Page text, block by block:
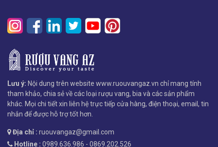
Lưu ý: Nội dung trên website www.ruouvangaz.vn chỉ mang tính
tham khảo, chia sẻ về các loại rượu vang, bia và các sản phẩm
khác. Mọi chi tiết xin liên hệ trực tiếp cửa hàng, điện thoại, email, tin
nhắn để được hỗ trợ tốt hơn.
Địa chỉ : ruouvangaz@gmail.com
Hotline : 0989.636.986 - 0869.202.526